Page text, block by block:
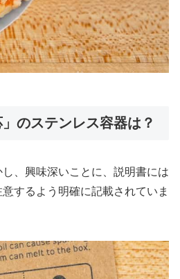
」のステンレス容器は？
、興味深いことに、説明書には
意するよう明確に記載されていま